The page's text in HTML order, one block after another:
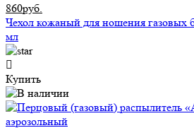
860руб.
Чехол кожаный для ношения газовых
мл
Купить